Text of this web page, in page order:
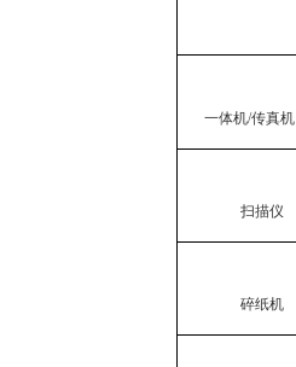
一体机/传真机
扫描仪
碎纸机